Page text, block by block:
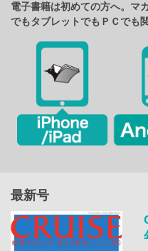
電子書籍は初めての方へ。マ
でもタブレットでもＰＣでも
最新号